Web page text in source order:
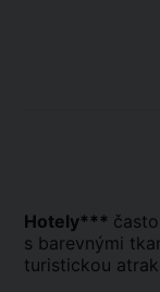
Hotely***
s barevnými
turistickou